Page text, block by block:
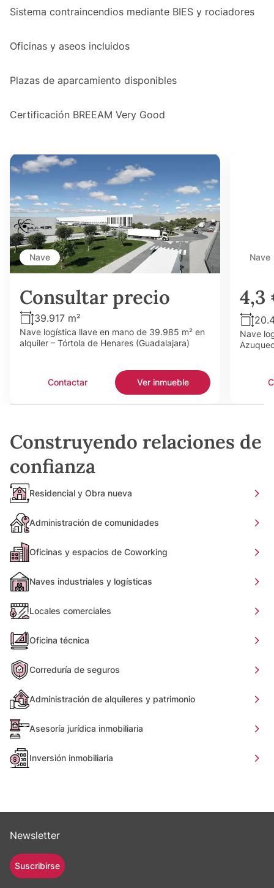
Sistema contraincendios mediante BIES y rociadores
Oficinas y aseos incluidos
Plazas de aparcamiento disponibles
Certificación BREEAM Very Good
Nave
Consultar precio
39.917 m²
Nave logística llave en mano de 39.985 m² en
alquiler – Tórtola de Henares (Guadalajara)
Contactar Ver inmueble
Nave
4,3
Nave
Construyendo relaciones de
confianza
Residencial y Obra nueva
Administración de comunidades
Oficinas y espacios de Coworking
Naves industriales y logísticas
Locales comerciales
Oficina técnica
Correduría de seguros
Administración de alquileres y patrimonio
Asesoría jurídica inmobiliaria
Inversión inmobiliaria
Newsletter
Suscribirse